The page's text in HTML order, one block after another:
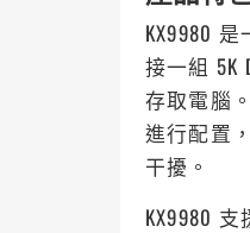
KX9980
接一組 5K
存取電腦
進行配置
干擾。
KX9980